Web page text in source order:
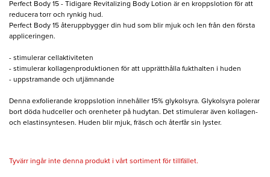
Perfect Body 15 - Tidigare Revitalizing Body Lotion är en kroppslotion för att
reducera torr och rynkig hud.
Perfect Body 15 återuppbygger din hud som blir mjuk och len från den första
appliceringen.
- stimulerar cellaktiviteten
- stimulerar kollagenproduktionen för att upprätthålla fukthalten i huden
- uppstramande och utjämnande
Denna exfolierande kroppslotion innehåller 15% glykolsyra. Glykolsyra polerar
bort döda hudceller och orenheter på hudytan. Det stimulerar även kollagen-
och elastinsyntesen. Huden blir mjuk, fräsch och återfår sin lyster.
Tyvärr ingår inte denna produkt i vårt sortiment för tillfället.